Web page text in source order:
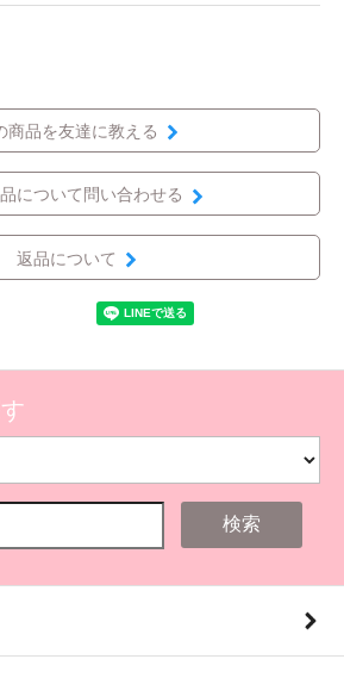
商品を友達に教える
について問い合わせる
返品について
検索